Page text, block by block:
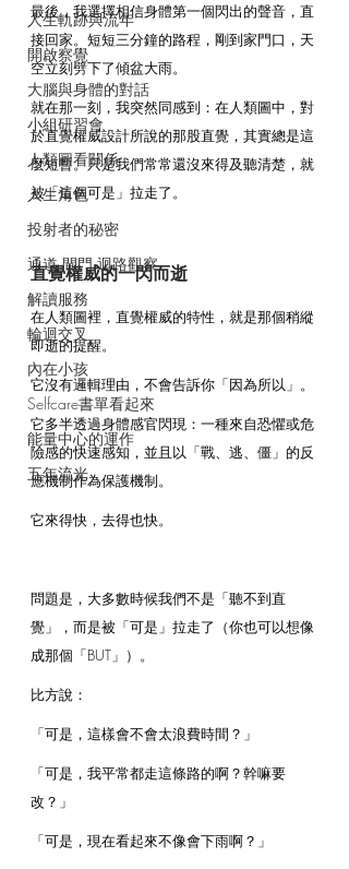
人生軌跡與流年
開啟察覺
大腦與身體的對話
小組研習會
人類圖看關係
人生角色
投射者的秘密
通道.閘門.迴路觀察
解讀服務
輪迴交叉
內在小孩
Selfcare書單看起來
能量中心的運作
五年流光
最後，我選擇相信身體第一個閃出的聲音，直
接回家。短短三分鐘的路程，剛到家門口，天
空立刻劈下了傾盆大雨。
就在那一刻，我突然同感到：在人類圖中，對
於直覺權威設計所說的那股直覺，其實總是這
麼短暫。只是我們常常還沒來得及聽清楚，就
被「這個可是」拉走了。
直覺權威的一閃而逝
在人類圖裡，直覺權威的特性，就是那個稍縱
即逝的提醒。
它沒有邏輯理由，不會告訴你「因為所以」。
它多半透過身體感官閃現：一種來自恐懼或危
險感的快速感知，並且以「戰、逃、僵」的反
應機制作為保護機制。
它來得快，去得也快。
問題是，大多數時候我們不是「聽不到直
覺」，而是被「可是」拉走了（你也可以想像
成那個「BUT」）。
比方說：
「可是，這樣會不會太浪費時間？」
「可是，我平常都走這條路的啊？幹嘛要
改？」
「可是，現在看起來不像會下雨啊？」